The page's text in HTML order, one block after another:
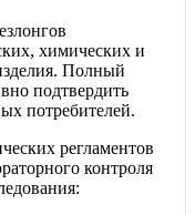
химических и
Полный
подтвердить
потребителей.
регламентов
контроля